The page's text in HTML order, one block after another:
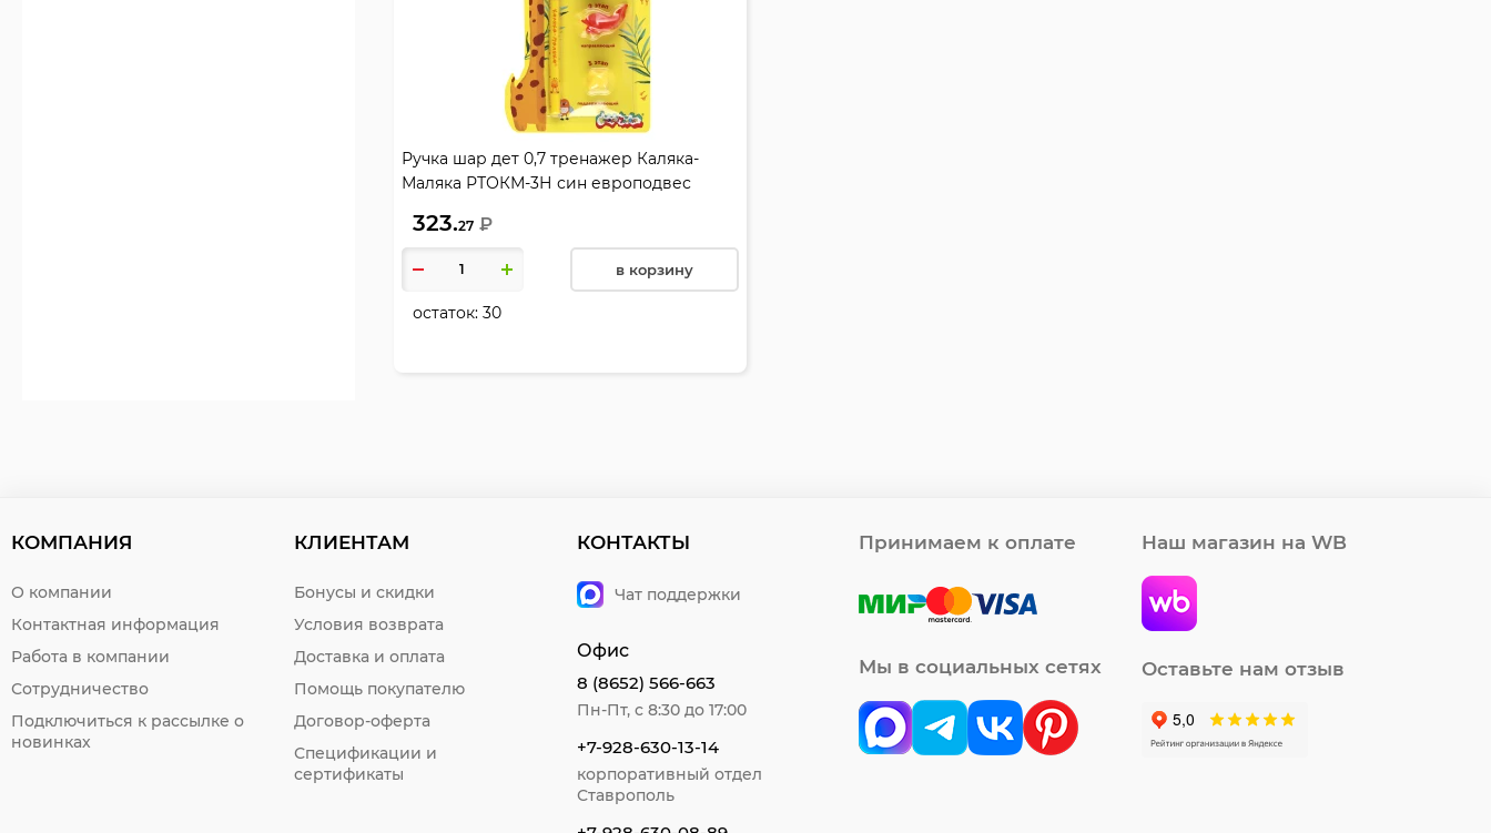
Ручка шар дет 0,7 тренажер Каляка-
Маляка РТОКМ-3Н син европодвес
323.27 ₽
в корзину
остаток: 30
КОМПАНИЯ
О компании
Контактная информация
Работа в компании
Сотрудничество
Подключиться к рассылке о
новинках
КЛИЕНТАМ
Бонусы и скидки
Условия возврата
Доставка и оплата
Помощь покупателю
Договор-оферта
Спецификации и
сертификаты
КОНТАКТЫ
Чат поддержки
Офис
8 (8652) 566-663
Пн-Пт, с 8:30 до 17:00
+7-928-630-13-14
корпоративный отдел
Ставрополь
Принимаем к оплате
Мы в социальных сетях
Наш магазин на WB
Оставьте нам отзыв